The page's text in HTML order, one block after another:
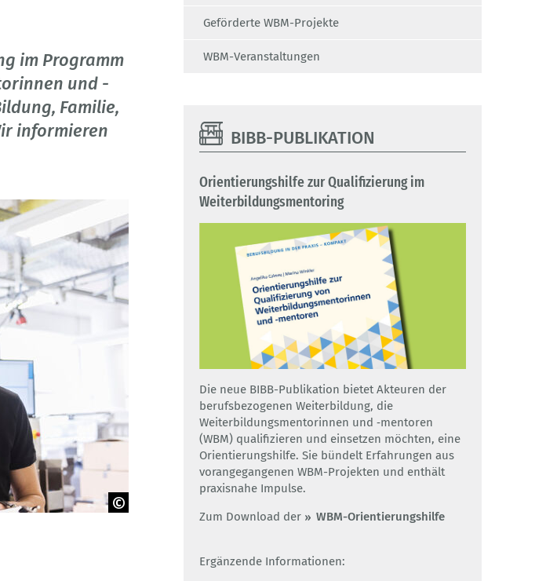
im Programm
und -
Familie,
informieren
Geförderte WBM-Projekte
WBM-Veranstaltungen
BIBB-PUBLIKATION
Orientierungshilfe zur Qualifizierung im
Weiterbildungsmentoring
Die neue BIBB-Publikation bietet Akteuren der
berufsbezogenen Weiterbildung, die
Weiterbildungsmentorinnen und ‑mentoren
(WBM) qualifizieren und einsetzen möchten, eine
Orientierungshilfe. Sie bündelt Erfahrungen aus
vorangegangenen WBM-Projekten und enthält
praxisnahe Impulse.
Zum Download der
WBM-Orientierungshilfe
Ergänzende Informationen: